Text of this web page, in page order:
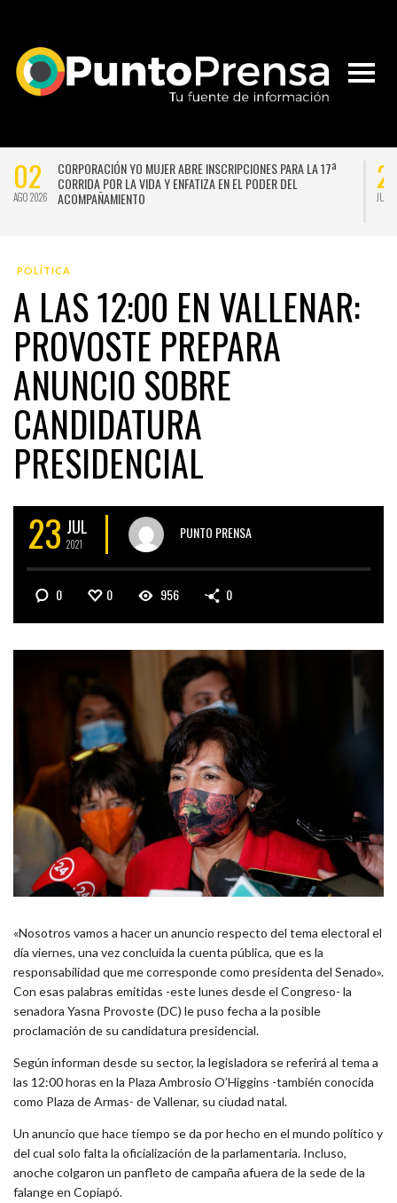
02
AGO 2026
CORPORACIÓN YO MUJER ABRE INSCRIPCIONES PARA LA 17ª
CORRIDA POR LA VIDA Y ENFATIZA EN EL PODER DEL
ACOMPAÑAMIENTO
JUL
POLÍTICA
A LAS 12:00 EN VALLENAR:
PROVOSTE PREPARA
ANUNCIO SOBRE
CANDIDATURA
PRESIDENCIAL
23 JUL
2021
PUNTO PRENSA
0 0 956 0
«Nosotros vamos a hacer un anuncio respecto del tema electoral el
día viernes, una vez concluida la cuenta pública, que es la
responsabilidad que me corresponde como presidenta del Senado».
Con esas palabras emitidas -este lunes desde el Congreso- la
senadora Yasna Provoste (DC) le puso fecha a la posible
proclamación de su candidatura presidencial.
Según informan desde su sector, la legisladora se referirá al tema a
las 12:00 horas en la Plaza Ambrosio O’Higgins -también conocida
como Plaza de Armas- de Vallenar, su ciudad natal.
Un anuncio que hace tiempo se da por hecho en el mundo político y
del cual solo falta la oficialización de la parlamentaria. Incluso,
anoche colgaron un panfleto de campaña afuera de la sede de la
falange en Copiapó.